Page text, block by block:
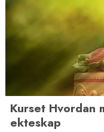
Kurset Hvordan
ekteskap